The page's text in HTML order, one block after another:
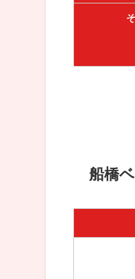
船橋